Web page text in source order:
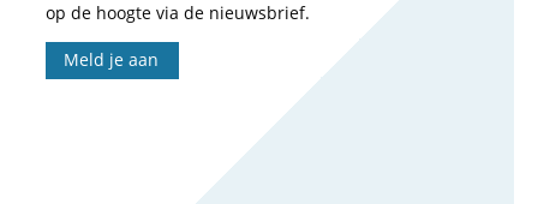
op de hoogte via de nieuwsbrief.
Meld je aan